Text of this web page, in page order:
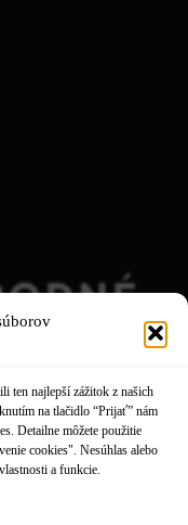
ten najlepší zážitok z našich
na tlačidlo “Prijať” nám
Detailne môžete použitie
cookies". Nesúhlas alebo
a funkcie.